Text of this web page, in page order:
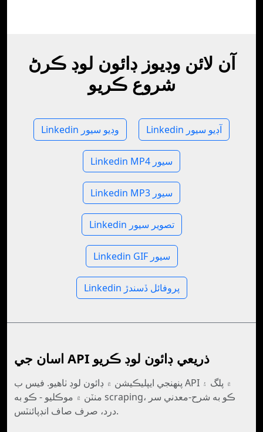
آن لائن وڊيوز ڊائون لوڊ ڪرڻ
شروع ڪريو
Linkedin وڊيو سيور Linkedin آڊيو سيور
Linkedin MP4 سيور
Linkedin MP3 سيور
Linkedin تصوير سيور
Linkedin GIF سيور
Linkedin پروفائل ڏسندڙ
اسان جي API ذريعي ڊائون لوڊ ڪريو
پنهنجي ايپليڪيشن ۾ ڊائون لوڊ ٺاهيو. فيس ب API ۾ پلگ ۽
منٽن ۾ موڪليو - ڪو به scraping، ڪو به شرح-معدني سر
درد، صرف صاف انڊپائنٽس.